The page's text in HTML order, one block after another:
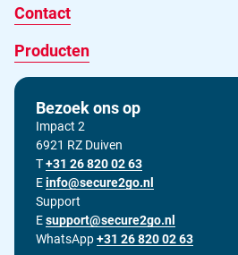
Contact
Producten
Bezoek ons op
Impact 2
6921 RZ Duiven
TBel ons op
+31 26 820 02 63
EStuur ons een e-mail op
info@secure2go.nl
Support
EStuur onze support afdeling een e-
support@secure2go.nl
WhatsApp+31 26 820 02 63